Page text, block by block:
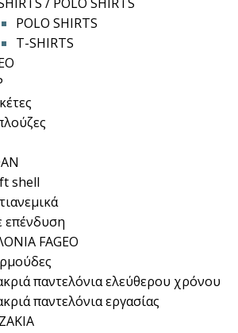
/ POLO SHIRTS
POLO SHIRTS
T-SHIRTS
shell
επένδυση
FAGEO
παντελόνια ελεύθερου χρόνου
παντελόνια εργασίας